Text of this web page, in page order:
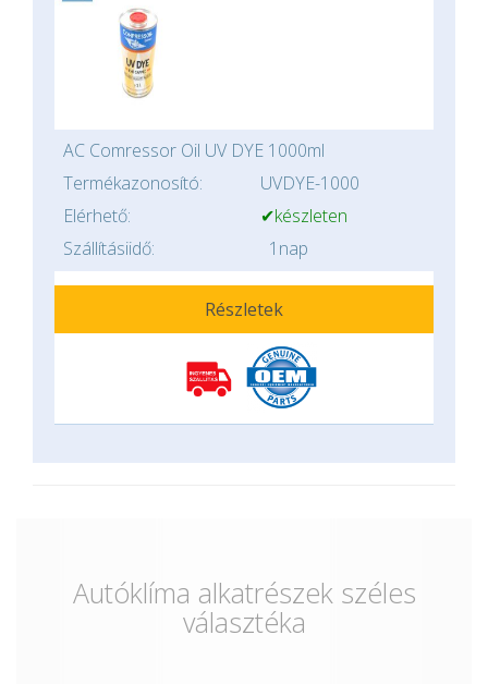
AC Comressor Oil UV DYE 1000ml
Termékazonosító:
UVDYE-1000
Elérhető:
✔készleten
Szállításiidő:
1nap
Részletek
Autóklíma alkatrészek széles
választéka